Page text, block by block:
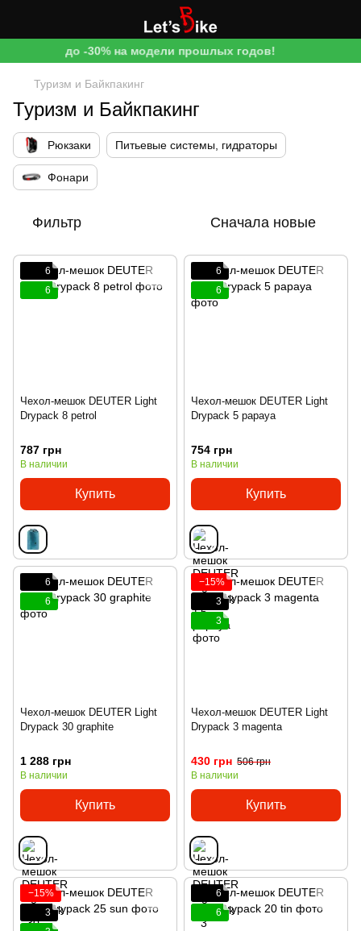
до -30% на модели прошлых годов!
Туризм и Байкпакинг
Туризм и Байкпакинг
Рюкзаки Питьевые системы, гидраторы
Фонари
Фильтр Сначала новые
6
6
Чехол-мешок DEUTER Light
Drypack 8 petrol
787 грн
В наличии
Купить
6
6
Чехол-мешок DEUTER Light
Drypack 5 papaya
754 грн
В наличии
Купить
6
6
Чехол-мешок DEUTER Light
Drypack 30 graphite
1 288 грн
В наличии
Купить
−15%
3
3
Чехол-мешок DEUTER Light
Drypack 3 magenta
430 грн 506 грн
В наличии
Купить
−15%
3
6
6